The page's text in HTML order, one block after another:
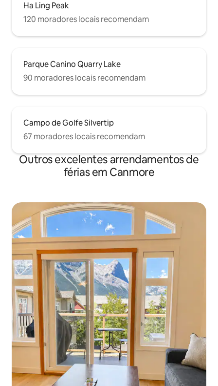
Ha Ling Peak
120 moradores locais recomendam
Parque Canino Quarry Lake
90 moradores locais recomendam
Campo de Golfe Silvertip
67 moradores locais recomendam
Outros excelentes arrendamentos de
férias em Canmore